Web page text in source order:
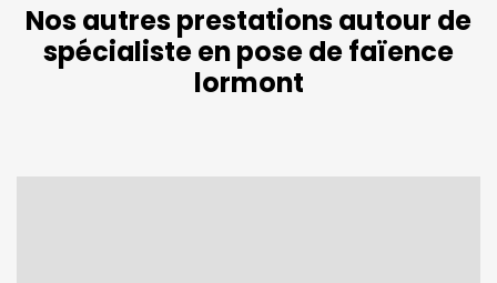
Nos autres prestations autour de
spécialiste en pose de faïence
lormont